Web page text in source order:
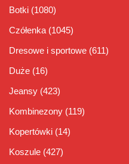
Botki (1080)
Czółenka (1045)
Dresowe i sportowe (611)
Duże (16)
Jeansy (423)
Kombinezony (119)
Kopertówki (14)
Koszule (427)